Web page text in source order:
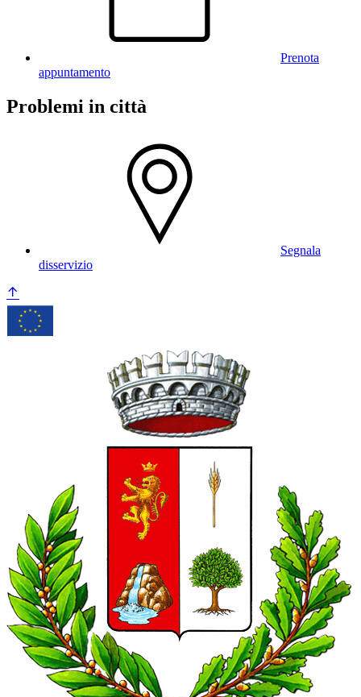
Prenota
appuntamento
Problemi in città
Segnala
disservizio